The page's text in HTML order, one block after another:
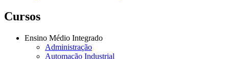
Cursos
Ensino Médio Integrado
Administração
Automação Industrial